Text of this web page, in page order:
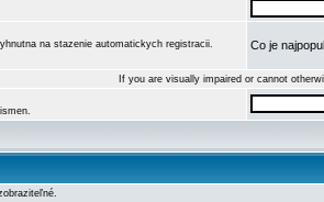
na stazenie automatickych registracii. Co je
If you are visually impaired or cannot